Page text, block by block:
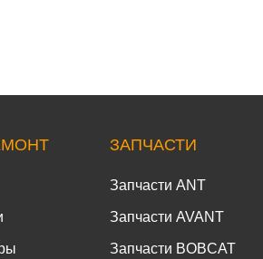
ЗАПЧАСТИ
Запчасти ANT
Запчасти AVANT
Запчасти BOBCAT